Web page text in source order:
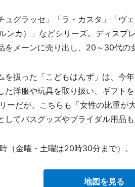
グラッセ」「ラ・カスタ」「ヴ
ンカ）」などシリーズ。ディスプ
をメーンに売り出し、20～30代の
扱った「こどもはんず」は、今
た洋服や玩具を取り扱い、ギフト
ーだが、こちらも「女性の比重が
してバスグッズやブライダル用品も
（金曜・土曜は20時30分まで）。
地図を見る